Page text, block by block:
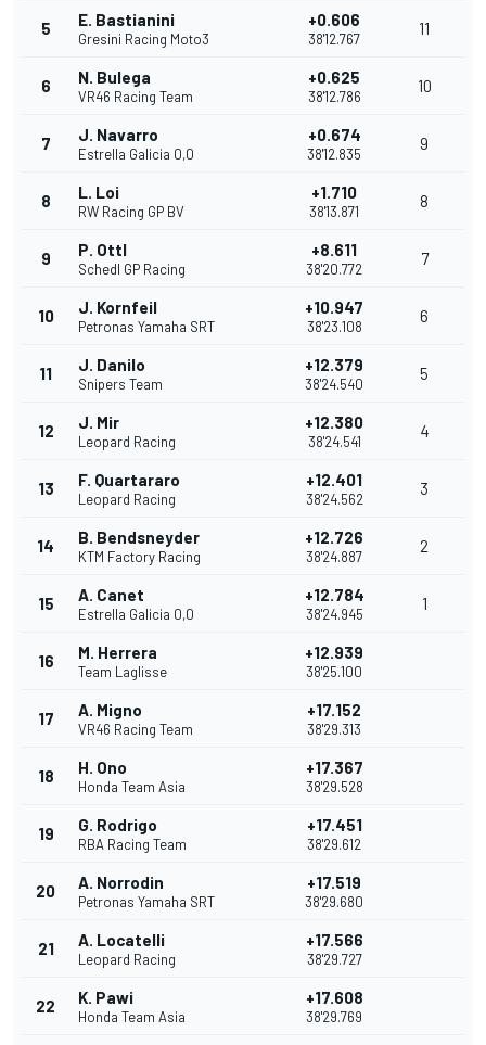
5 E. Bastianini
Gresini Racing Moto3
+0.606
38'12.767
11
6 N. Bulega
VR46 Racing Team
+0.625
38'12.786
10
7 J. Navarro
Estrella Galicia 0,0
+0.674
38'12.835
9
8 L. Loi
RW Racing GP BV
+1.710
38'13.871
8
9 P. Ottl
Schedl GP Racing
+8.611
38'20.772
7
10 J. Kornfeil
Petronas Yamaha SRT
+10.947
38'23.108
6
11 J. Danilo
Snipers Team
+12.379
38'24.540
5
12 J. Mir
Leopard Racing
+12.380
38'24.541
4
13 F. Quartararo
Leopard Racing
+12.401
38'24.562
3
14 B. Bendsneyder
KTM Factory Racing
+12.726
38'24.887
2
15 A. Canet
Estrella Galicia 0,0
+12.784
38'24.945
1
16 M. Herrera
Team Laglisse
+12.939
38'25.100
17 A. Migno
VR46 Racing Team
+17.152
38'29.313
18 H. Ono
Honda Team Asia
+17.367
38'29.528
19 G. Rodrigo
RBA Racing Team
+17.451
38'29.612
20 A. Norrodin
Petronas Yamaha SRT
+17.519
38'29.680
21 A. Locatelli
Leopard Racing
+17.566
38'29.727
22 K. Pawi
Honda Team Asia
+17.608
38'29.769